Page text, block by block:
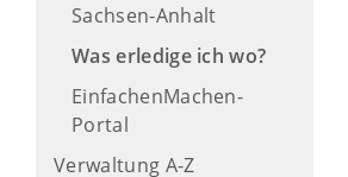
Sachsen-Anhalt
Was erledige ich wo?
EinfachenMachen-
Portal
Verwaltung A-Z